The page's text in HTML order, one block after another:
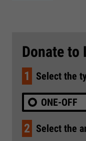
Donate to
1 Select the
ONE-OFF
2 Select the